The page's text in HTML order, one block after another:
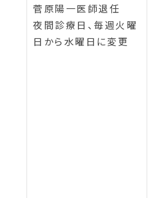
菅原陽一医師退任
夜間診療日、毎週火曜
日から水曜日に変更